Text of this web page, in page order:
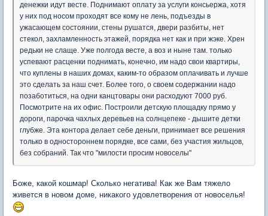
денежки идут весте. Поднимают оплату за услуги консьержа, хотя
у них под носом проходят все кому не лень, подъезды в
ужасающем состоянии, стены рушатся, двери разбиты, нет
стекол, захламленность этажей, порядка нет как и при жэке. Хрен
редьки не слаще. Уже полгода весте, а воз и ныне там. только
успевают расценки поднимать, конечно, им надо свои квартиры,
что куплены в наших домах, каким-то образом оплачивать и лучше
это сделать за наш счет. Более того, о своем содержании надо
позаботиться, на одни канцтовары они расходуют 7000 руб.
Посмотрите на их офис. Построили детскую площадку прямо у
дороги, парочка чахлых деревьев на солнцепеке - дышите детки
глубже. Эта контора делает себе деньги, принимает все решения
только в одностороннем порядке, все сами, без участия жильцов,
без собраний. Так что "милости просим новоселы"
Боже, какой кошмар! Сколько негатива! Как же Вам тяжело
живется в новом доме, никакого удовлетворения от новоселья!